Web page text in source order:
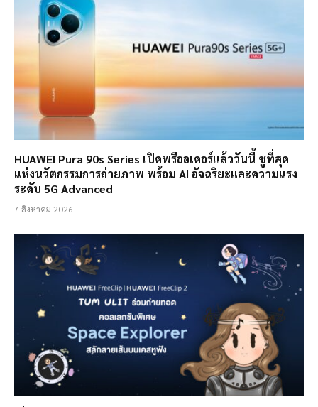
HUAWEI Pura 90s Series เปิดพรีออเดอร์แล้ววันนี้ ชูที่สุด
แห่งนวัตกรรมการถ่ายภาพ พร้อม AI อัจฉริยะและความแรง
ระดับ 5G Advanced
7 สิงหาคม 2026